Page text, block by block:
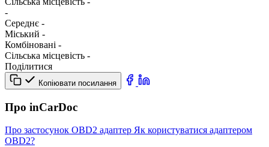
-
Середнє -
Міський -
Комбіновані -
Сільська місцевість -
Поділитися
Копіювати посилання
Про inCarDoc
Про застосунок OBD2 адаптер Як користуватися адаптером
OBD2?